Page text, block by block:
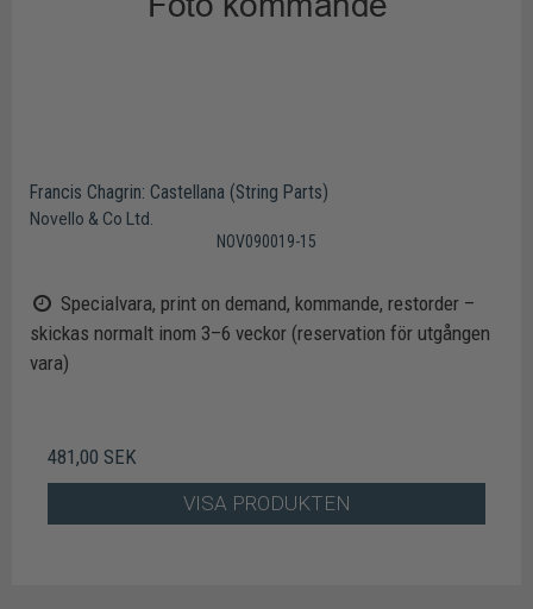
Francis Chagrin: Castellana (String Parts)
Novello & Co Ltd.
NOV090019-15
Specialvara, print on demand, kommande, restorder –
skickas normalt inom 3–6 veckor (reservation för utgången
vara)
481,00 SEK
VISA PRODUKTEN